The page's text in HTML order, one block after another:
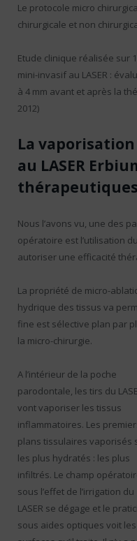
Le protocole micro
chirurgicale et non
Etude clinique réalisée sur
mini-invasif au LASER :
à 4 mm avant et après la
2012)
La
au LASER
thérapeutiques
Nous l’avons vu, une des
opératoire est l’utilisation
autoriser une efficacité
La propriété de micro-
hydrique des tissus va
fine est sélective plan par
la micro-chirurgie.
A l’intérieur de la poche
parodontale, les tirs du
vont vaporiser les tissus
inflammatoires. Les
plans tissulaires vaporisés
les plus hydratés : les plus
infiltrés. Le champ
sous l’effet de l’irrigation du
LASER se dégage et le
sous aides optiques voit les